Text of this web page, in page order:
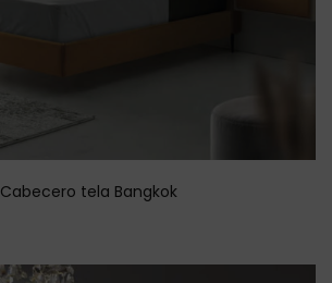
Cabecero tela Bangkok